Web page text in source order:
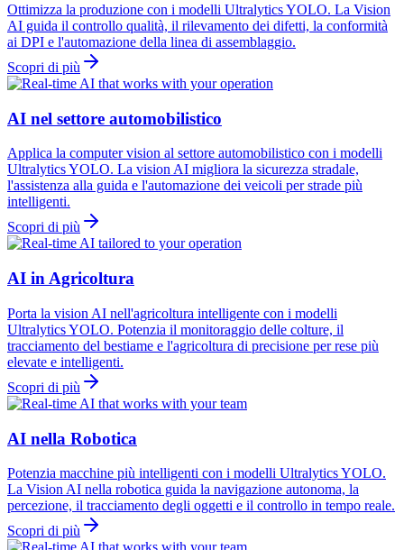
Ottimizza la produzione con i modelli Ultralytics YOLO. La Vision
AI guida il controllo qualità, il rilevamento dei difetti, la conformità
ai DPI e l'automazione della linea di assemblaggio.
Scopri di più
AI nel settore automobilistico
Applica la computer vision al settore automobilistico con i modelli
Ultralytics YOLO. La vision AI migliora la sicurezza stradale,
l'assistenza alla guida e l'automazione dei veicoli per strade più
intelligenti.
Scopri di più
AI in Agricoltura
Porta la vision AI nell'agricoltura intelligente con i modelli
Ultralytics YOLO. Potenzia il monitoraggio delle colture, il
tracciamento del bestiame e l'agricoltura di precisione per rese più
elevate e intelligenti.
Scopri di più
AI nella Robotica
Potenzia macchine più intelligenti con i modelli Ultralytics YOLO.
La Vision AI nella robotica guida la navigazione autonoma, la
percezione, il tracciamento degli oggetti e il controllo in tempo reale.
Scopri di più